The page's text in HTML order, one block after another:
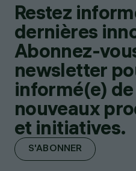
Restez
dernières
Abonnez-
newsletter
informé(e)
nouveaux
et initiatives.
S'ABONNER